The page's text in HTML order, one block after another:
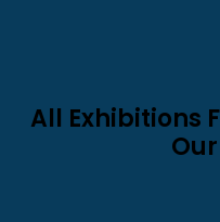
All Exhibitions